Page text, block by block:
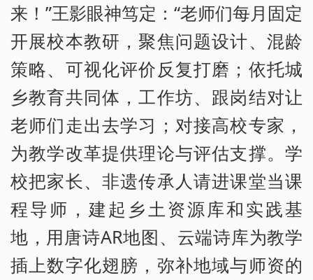
来！”王影眼神笃定：“老师们每月固定
开展校本教研，聚焦问题设计、混龄
策略、可视化评价反复打磨；依托城
乡教育共同体，工作坊、跟岗结对让
老师们走出去学习；对接高校专家，
为教学改革提供理论与评估支撑。学
校把家长、非遗传承人请进课堂当课
程导师，建起乡土资源库和实践基
地，用唐诗AR地图、云端诗库为教学
插上数字化翅膀，弥补地域与师资的